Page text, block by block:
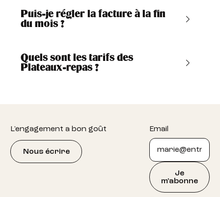
Puis-je régler la facture à la fin
du mois ?
Quels sont les tarifs des
Plateaux-repas ?
L'engagement a bon goût
Nous écrire
Email
Je
m'abonne